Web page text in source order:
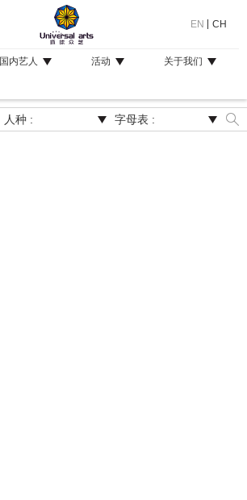
EN CH
国内艺人 活动 关于我们
人种 : 字母表 :